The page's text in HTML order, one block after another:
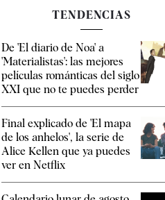
TENDENCIAS
De 'El diario de Noa' a
'Materialistas': las mejores
películas románticas del siglo
XXI que no te puedes perder
Final explicado de 'El mapa
de los anhelos', la serie de
Alice Kellen que ya puedes
ver en Netflix